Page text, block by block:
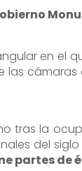
en el
tras la
del
partes de